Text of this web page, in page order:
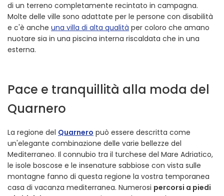
di un terreno completamente recintato in campagna.
Molte delle ville sono adattate per le persone con disabilità
e c'è anche una villa di alta qualità per coloro che amano
nuotare sia in una piscina interna riscaldata che in una
esterna.
Pace e tranquillità alla moda del
Quarnero
La regione del Quarnero può essere descritta come
un'elegante combinazione delle varie bellezze del
Mediterraneo. Il connubio tra il turchese del Mare Adriatico,
le isole boscose e le insenature sabbiose con vista sulle
montagne fanno di questa regione la vostra temporanea
casa di vacanza mediterranea. Numerosi percorsi a piedi